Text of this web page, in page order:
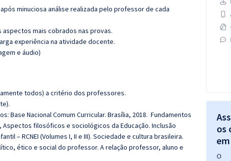
minuciosa análise realizada pelo professor de cada
mais cobrados nas provas.
experiência na atividade docente.
e áudio)
todos) a critério dos professores.
Base Nacional Comum Curricular. Brasília, 2018. Fundamentos
filosóficos e sociológicos da Educação. Inclusão
– RCNEI (Volumes I, II e III). Sociedade e cultura brasileira.
ético e social do professor. A relação professor, aluno e
os
O